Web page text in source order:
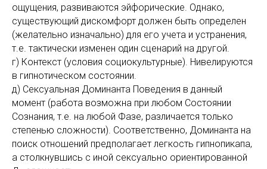
ощущения, развиваются эйфорические. Однако,
существующий дискомфорт должен быть определен
(желательно изначально) для его учета и устранения,
т.е. тактически изменен один сценарий на другой.
г) Контекст (условия социокультурные). Нивелируются
в гипнотическом состоянии.
д) Сексуальная Доминанта Поведения в данный
момент (работа возможна при любом Состоянии
Сознания, т.е. на любой Фазе, различается только
степенью сложности). Соответственно, Доминанта на
поиск отношений предполагает легкость гипнопикапа,
а столкнувшись с иной сексуально ориентированной